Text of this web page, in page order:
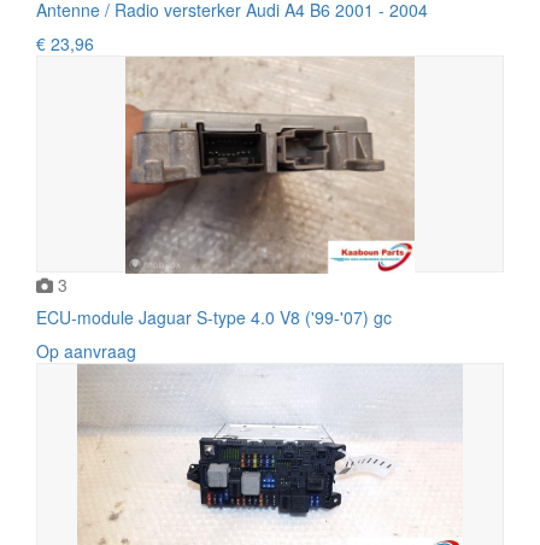
Antenne / Radio versterker Audi A4 B6 2001 - 2004
€ 23,96
3
ECU-module Jaguar S-type 4.0 V8 ('99-'07) gc
Op aanvraag